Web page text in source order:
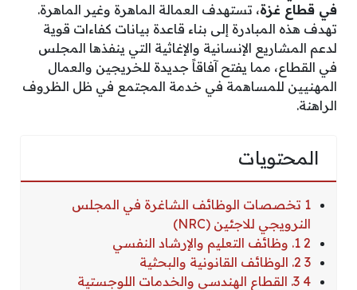
في قطاع غزة، تستهدف العمالة الماهرة وغير الماهرة.
تهدف هذه المبادرة إلى بناء قاعدة بيانات كفاءات قوية
لدعم المشاريع الإنسانية والإغاثية التي ينفذها المجلس
في القطاع، مما يفتح آفاقاً جديدة للخريجين والعمال
المهنيين للمساهمة في خدمة المجتمع في ظل الظروف
الراهنة.
المحتويات
1 ​تخصصات الوظائف الشاغرة في المجلس
النرويجي للاجئين (NRC)
2 ​1. وظائف التعليم والإرشاد النفسي
3 ​2. الوظائف القانونية والبحثية
4 ​3. القطاع الهندسي والخدمات اللوجستية